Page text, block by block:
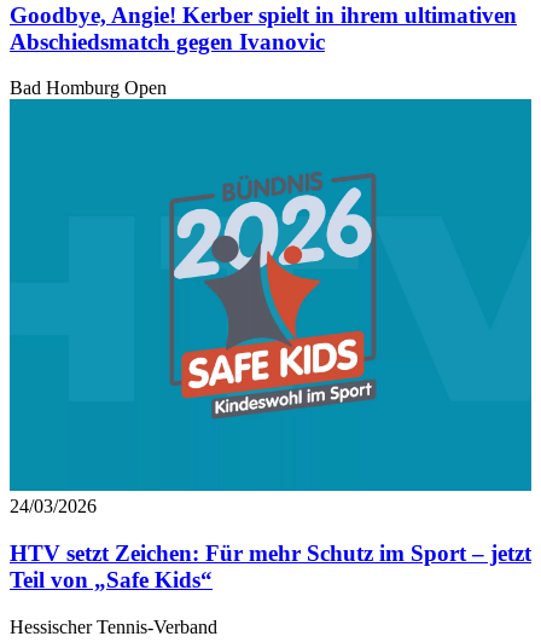
Goodbye, Angie! Kerber spielt in ihrem ultimativen
Abschiedsmatch gegen Ivanovic
Bad Homburg Open
24/03/2026
HTV setzt Zeichen: Für mehr Schutz im Sport – jetzt
Teil von „Safe Kids“
Hessischer Tennis-Verband